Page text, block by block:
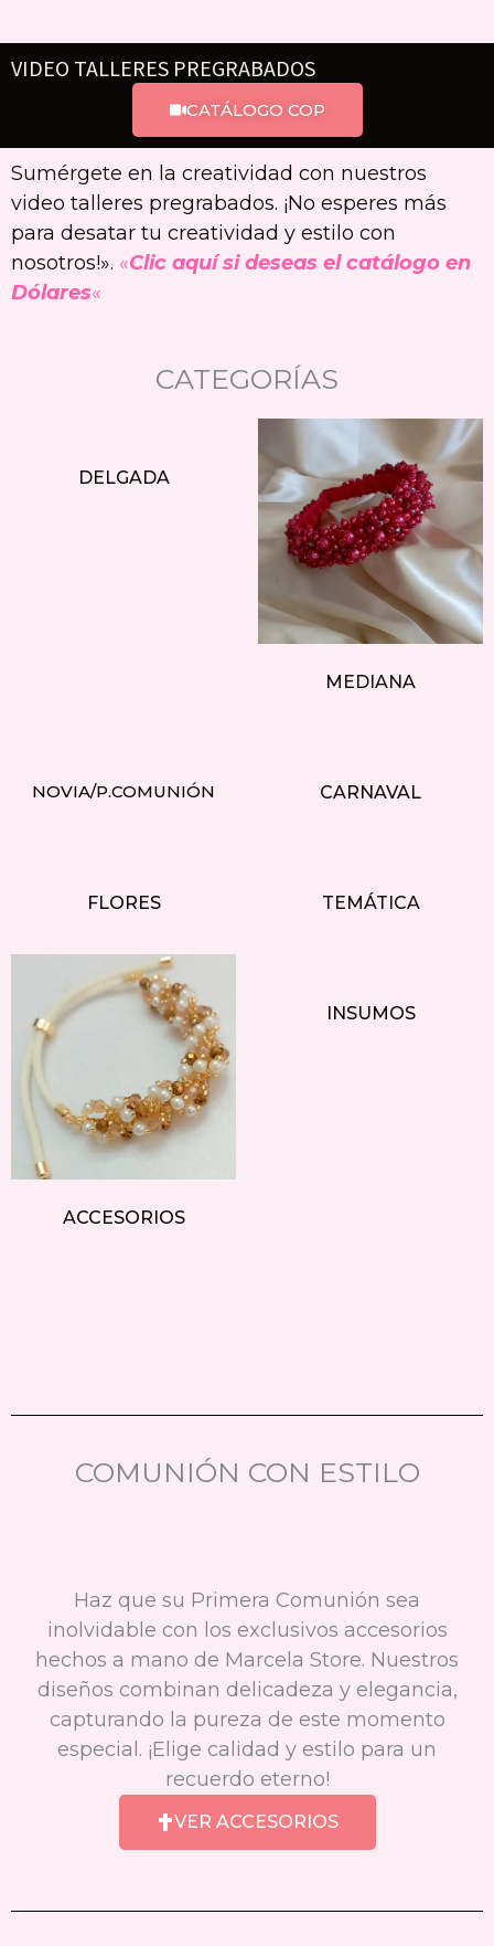
VIDEO TALLERES PREGRABADOS
CATÁLOGO COP
Sumérgete en la creatividad con nuestros
video talleres pregrabados. ¡No esperes más
para desatar tu creatividad y estilo con
nosotros!». «Clic aquí si deseas el catálogo en
Dólares«
CATEGORÍAS
DELGADA
MEDIANA
NOVIA/P.COMUNIÓN CARNAVAL
FLORES TEMÁTICA
ACCESORIOS
INSUMOS
COMUNIÓN CON ESTILO
Haz que su Primera Comunión sea
inolvidable con los exclusivos accesorios
hechos a mano de Marcela Store. Nuestros
diseños combinan delicadeza y elegancia,
capturando la pureza de este momento
especial. ¡Elige calidad y estilo para un
recuerdo eterno!
VER ACCESORIOS